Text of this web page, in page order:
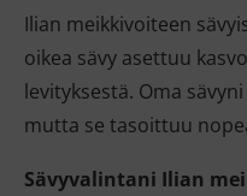
Ilian meikkivoiteen
oikea sävy asettuu
levityksestä. Oma
mutta se tasoittuu
Sävyvalintani Ilian